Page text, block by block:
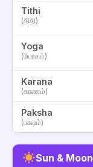
Tithi
(திதி)
Yoga
(யோகம்)
Karana
(கரணம்)
Paksha
(பக்ஷம்)
Sun & Moon